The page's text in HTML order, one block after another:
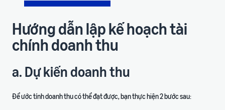
Hướng dẫn lập kế hoạch tài
chính doanh thu
a. Dự kiến doanh thu
Để ước tính doanh thu có thể đạt được, bạn thực hiện 2 bước sau: